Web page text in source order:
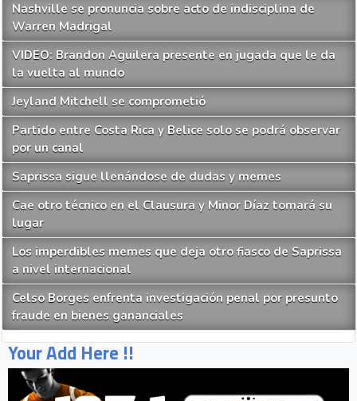
Nashville se pronuncia sobre acto de indisciplina de
Warren Madrigal
VIDEO: Brandon Aguilera presente en jugada que le da
la vuelta al mundo
Jeyland Mitchell se comprometió
Partido entre Costa Rica y Belice solo se podrá observar
por un canal
Saprissa sigue llenándose de dudas y memes
Cae otro técnico en el Clausura y Minor Díaz tomará su
lugar
Los imperdibles memes que deja otro fiasco de Saprissa
a nivel internacional
Celso Borges enfrenta investigación penal por presunto
fraude en bienes gananciales
Your Add Here !!